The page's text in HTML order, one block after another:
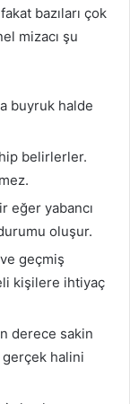
bazıları çok
mizacı şu
buyruk halde
belirlerler.
eğer yabancı
oluşur.
geçmiş
kişilere ihtiyaç
derece sakin
gerçek halini